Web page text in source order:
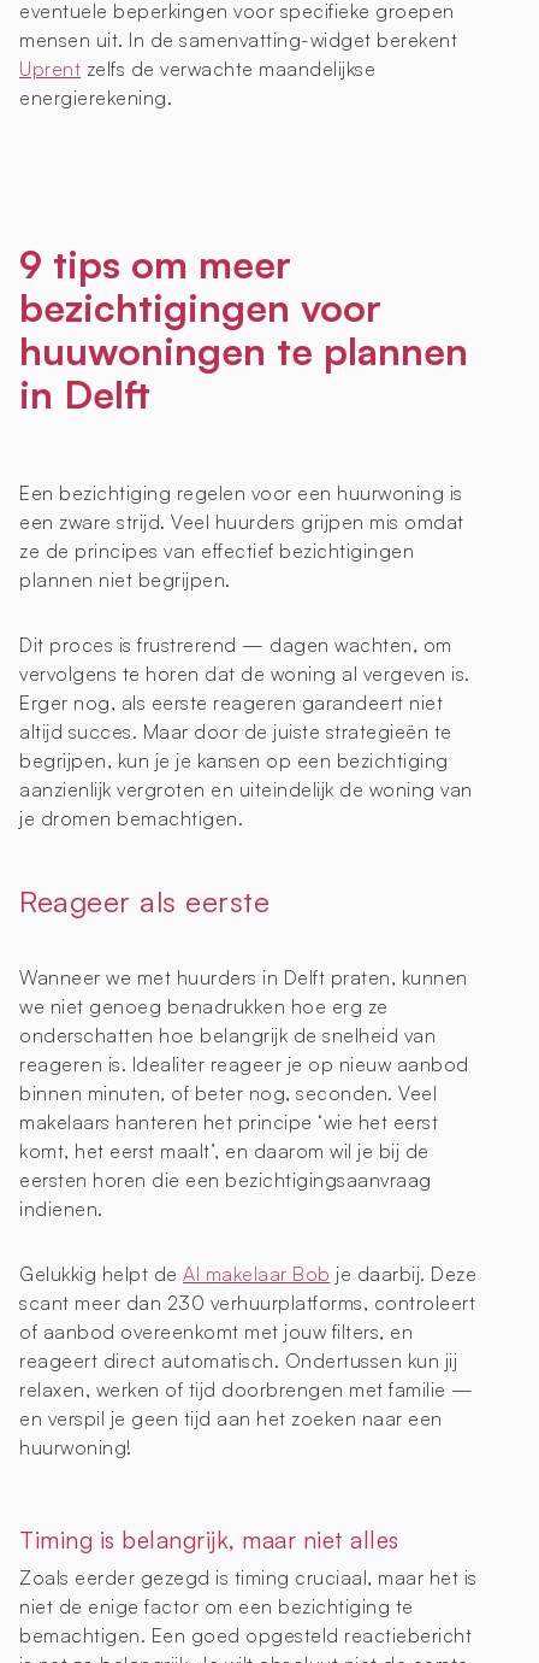
eventuele beperkingen voor specifieke groepen
mensen uit. In de samenvatting-widget berekent
Uprent zelfs de verwachte maandelijkse
energierekening.
9 tips om meer
bezichtigingen voor
huuwoningen te plannen
in Delft
Een bezichtiging regelen voor een huurwoning is
een zware strijd. Veel huurders grijpen mis omdat
ze de principes van effectief bezichtigingen
plannen niet begrijpen.
Dit proces is frustrerend — dagen wachten, om
vervolgens te horen dat de woning al vergeven is.
Erger nog, als eerste reageren garandeert niet
altijd succes. Maar door de juiste strategieën te
begrijpen, kun je je kansen op een bezichtiging
aanzienlijk vergroten en uiteindelijk de woning van
je dromen bemachtigen.
Reageer als eerste
Wanneer we met huurders in Delft praten, kunnen
we niet genoeg benadrukken hoe erg ze
onderschatten hoe belangrijk de snelheid van
reageren is. Idealiter reageer je op nieuw aanbod
binnen minuten, of beter nog, seconden. Veel
makelaars hanteren het principe ‘wie het eerst
komt, het eerst maalt’, en daarom wil je bij de
eersten horen die een bezichtigingsaanvraag
indienen.
Gelukkig helpt de AI makelaar Bob je daarbij. Deze
scant meer dan 230 verhuurplatforms, controleert
of aanbod overeenkomt met jouw filters, en
reageert direct automatisch. Ondertussen kun jij
relaxen, werken of tijd doorbrengen met familie —
en verspil je geen tijd aan het zoeken naar een
huurwoning!
Timing is belangrijk, maar niet alles
Zoals eerder gezegd is timing cruciaal, maar het is
niet de enige factor om een bezichtiging te
bemachtigen. Een goed opgesteld reactiebericht